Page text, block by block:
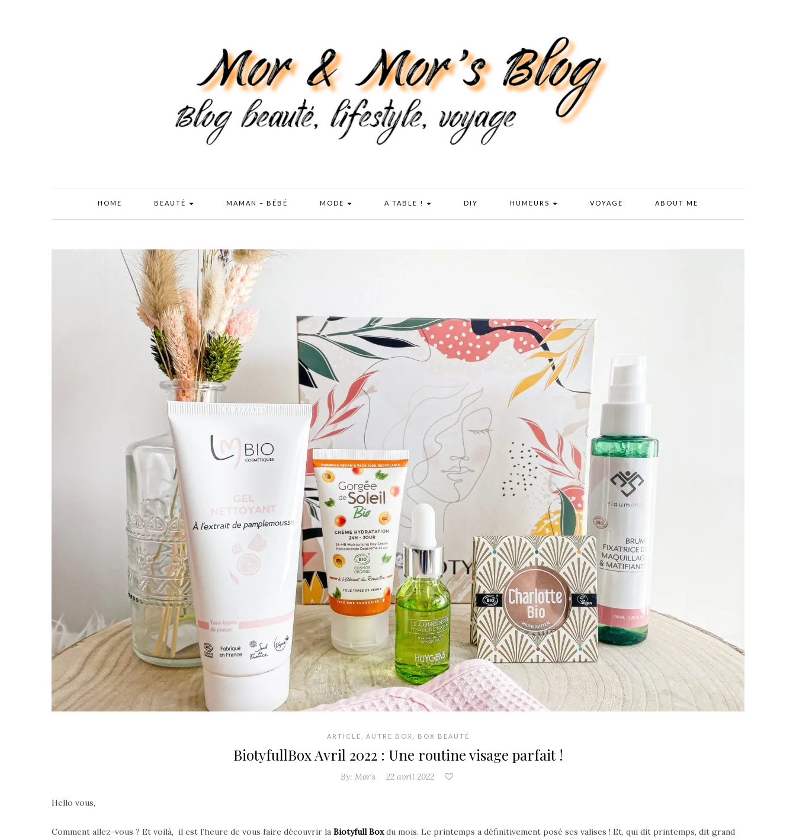
HOME BEAUTÉ MAMAN – BÉBÉ MODE A TABLE ! DIY HUMEURS VOYAGE ABOUT ME
ARTICLE AUTRE BOX BOX BEAUTÉ
BiotyfullBox Avril 2022 : Une routine visage parfait !
By: Mor's 22 avril 2022
Hello vous,
Comment allez-vous ? Et voilà, il est l’heure de vous faire découvrir la Biotyfull Box du mois. Le printemps a définitivement posé ses valises ! Et, qui dit printemps, dit grand